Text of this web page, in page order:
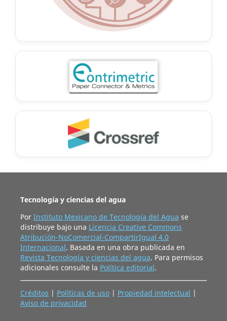
Tecnología y ciencias del agua
Por Instituto Mexicano de Tecnología del Agua se
distribuye bajo una Licencia Creative Commons
Atribución-NoComercial-CompartirIgual 4.0
Internacional. Basada en una obra publicada en
Revista Tecnología y ciencias del agua. Para permisos
adicionales consulte la Política editorial.
Créditos | Políticas de uso| Propiedad intelectual |
Aviso de privacidad